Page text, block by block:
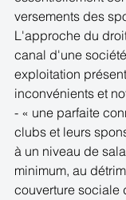
versements des
L'approche du
canal d'une
exploitation
inconvénients et
- « une parfaite
clubs et leurs
à un niveau de
minimum, au
couverture sociale